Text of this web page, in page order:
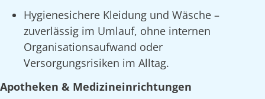
Hygienesichere Kleidung und Wäsche –
zuverlässig im Umlauf, ohne internen
Organisationsaufwand oder
Versorgungsrisiken im Alltag.
Apotheken & Medizineinrichtungen